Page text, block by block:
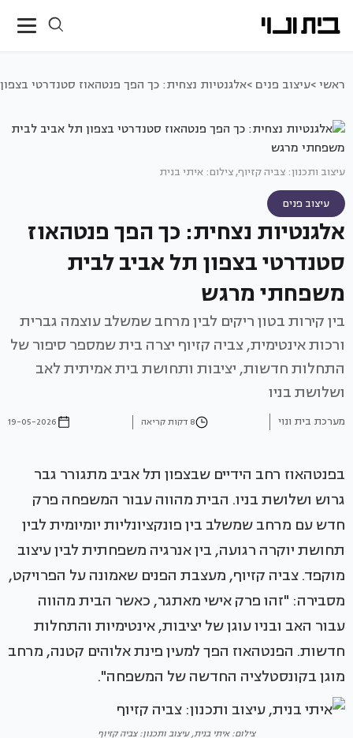
ראשי >עיצוב פנים >אלגנטיות נצחית: כך הפך פנטהאוז סטנדרטי
עיצוב ותכנון: צביה קזיוף, צילום: איתי בנית
עיצוב פנים
אלגנטיות נצחית: כך הפך פנטהאוז
סטנדרטי בצפון תל אביב לבית
משפחתי מרגש
בין קירות בטון ריקים לבין מרחב שמשלב עוצמה גברית
ורכות אינטימית, צביה קזיוף יצרה בית שמספר סיפור של
התחלות חדשות, יציבות ותחושת בית אמיתית לאב
ושלושת בניו
מערכת בית ונוי 8 דקות קריאה 19-05-2026
בפנטהאוז רחב הידיים שבצפון תל אביב מתגורר גבר
גרוש ושלושת בניו. הבית מהווה עבור המשפחה פרק
חדש עם מרחב שמשלב בין פונקציונליות יומיומית לבין
תחושת יוקרה רגועה, בין אנרגיה משפחתית לבין עיצוב
מוקפד. צביה קזיוף, מעצבת הפנים שאמונה על הפרויקט,
מסבירה: "זהו פרק אישי מאתגר, כאשר הבית מהווה
עבור האב ובניו עוגן של יציבות, אינטימיות והתחלות
חדשות. הפנטהאוז הפך למעין פינת אלוהים קטנה, מרחב
מוגן בקונסטלציה החדשה של המשפחה".
צילום: איתי בנית, עיצוב ותכנון: צביה קזיוף